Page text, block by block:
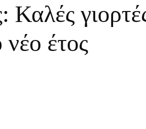
νέο έτος